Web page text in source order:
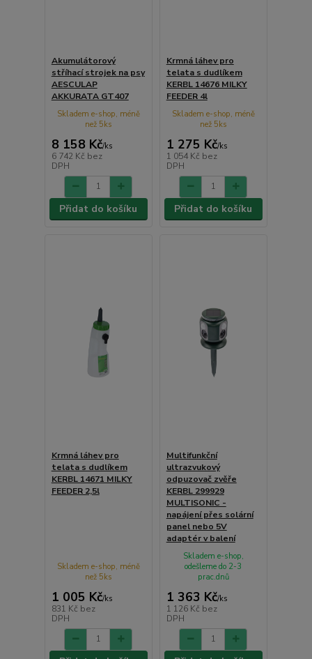
Akumulátorový
stříhací strojek na psy
AESCULAP
AKKURATA GT407
8 158 Kč/ks
6 742 Kč bez
DPH
Skladem e-shop, méně
než 5ks
Přidat do košíku
Krmná láhev pro
telata s dudlíkem
KERBL 14676 MILKY
FEEDER 4l
1 275 Kč/ks
1 054 Kč bez
DPH
Skladem e-shop, méně
než 5ks
Přidat do košíku
Krmná láhev pro
telata s dudlíkem
KERBL 14671 MILKY
FEEDER 2,5l
1 005 Kč/ks
831 Kč bez
DPH
Skladem e-shop, méně
než 5ks
Multifunkční
ultrazvukový
odpuzovač zvěře
KERBL 299929
MULTISONIC -
napájení přes solární
panel nebo 5V
adaptér v balení
1 363 Kč/ks
1 126 Kč bez
DPH
Skladem e-shop,
odešleme do 2-3
prac.dnů